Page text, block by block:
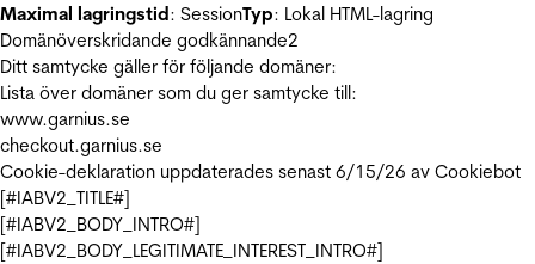
Maximal lagringstid: SessionTyp: Lokal HTML-lagring
Domänöverskridande godkännande2
Ditt samtycke gäller för följande domäner:
Lista över domäner som du ger samtycke till:
www.garnius.se
checkout.garnius.se
Cookie-deklaration uppdaterades senast 6/15/26 av Cookiebot
[#IABV2_TITLE#]
[#IABV2_BODY_INTRO#]
[#IABV2_BODY_LEGITIMATE_INTEREST_INTRO#]